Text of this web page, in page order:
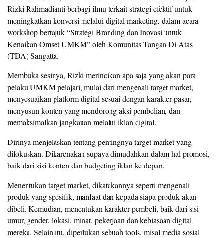
Rizki Rahmadianti berbagi ilmu terkait strategi efektif untuk
meningkatkan konversi melalui digital marketing, dalam acara
workshop bertajuk “Strategi Branding dan Inovasi untuk
Kenaikan Omset UMKM” oleh Komunitas Tangan Di Atas
(TDA) Sangatta.
Membuka sesinya, Rizki merincikan apa saja yang akan para
pelaku UMKM pelajari, mulai dari mengenali target market,
menyesuaikan platform digital sesuai dengan karakter pasar,
menyusun konten yang mendorong aksi pembelian, dan
memaksimalkan jangkauan melalui iklan digital.
Dirinya menjelaskan tentang pentingnya target market yang
difokuskan. Dikarenakan supaya dimudahkan dalam hal promosi,
baik dari sisi konten dan budgeting iklan ke depan.
Menentukan target market, dikatakannya seperti mengenali
produk yang spesifik, manfaat dan kepada siapa produk akan
dibeli. Kemudian, menentukan karakter pembeli, baik dari sisi
umur, gender, lokasi, minat, pekerjaan dan kebiasaan digital
mereka. Selain itu, diperlukan sebuah tools, misal media sosial